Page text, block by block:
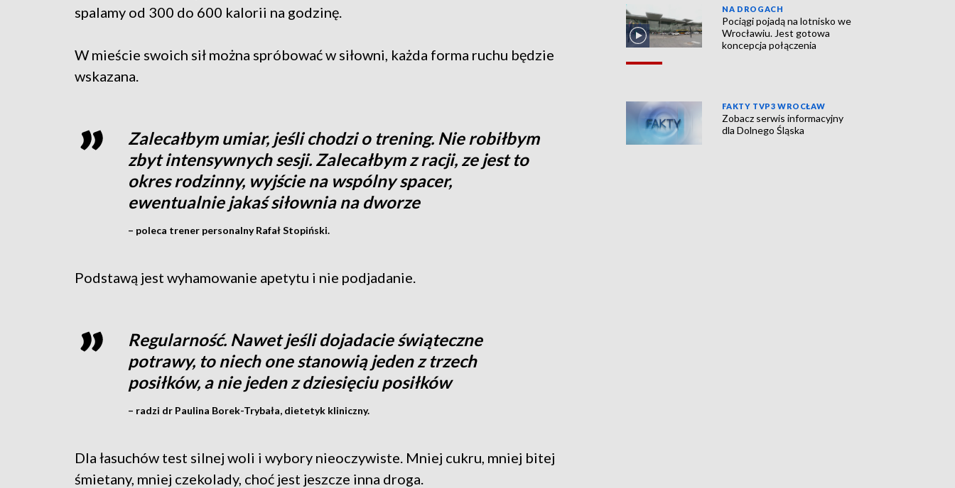
spalamy od 300 do 600 kalorii na godzinę.
W mieście swoich sił można spróbować w siłowni, każda forma ruchu będzie
wskazana.
Zalecałbym umiar, jeśli chodzi o trening. Nie robiłbym
zbyt intensywnych sesji. Zalecałbym z racji, ze jest to
okres rodzinny, wyjście na wspólny spacer,
ewentualnie jakaś siłownia na dworze
– poleca trener personalny Rafał Stopiński.
Podstawą jest wyhamowanie apetytu i nie podjadanie.
Regularność. Nawet jeśli dojadacie świąteczne
potrawy, to niech one stanowią jeden z trzech
posiłków, a nie jeden z dziesięciu posiłków
– radzi dr Paulina Borek-Trybała, dietetyk kliniczny.
Dla łasuchów test silnej woli i wybory nieoczywiste. Mniej cukru, mniej bitej
śmietany, mniej czekolady, choć jest jeszcze inna droga.
NA DROGACH
Pociągi pojadą na lotnisko we
Wrocławiu. Jest gotowa
koncepcja połączenia
FAKTY TVP3 WROCŁAW
Zobacz serwis informacyjny
dla Dolnego Śląska